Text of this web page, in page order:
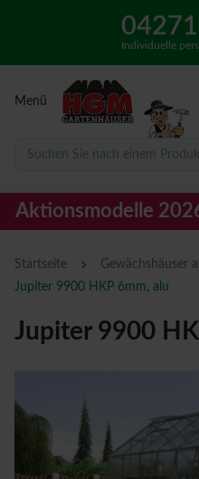
Individuelle
Menü
Suchen Sie nach einem
Aktionsmodelle
Startseite › Gewächshäuser
Jupiter 9900 HKP 6mm, alu
Jupiter 9900